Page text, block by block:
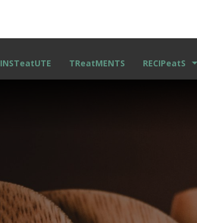
INSTeatUTE TReatMENTS RECIPeatS